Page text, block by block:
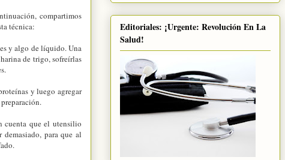
compartimos
técnica:
y algo de líquido. Una
de trigo, sofreírlas
y luego agregar
cuenta que el utensilio
para que al
Editoriales: ¡Urgente: Revolución En La
Salud!